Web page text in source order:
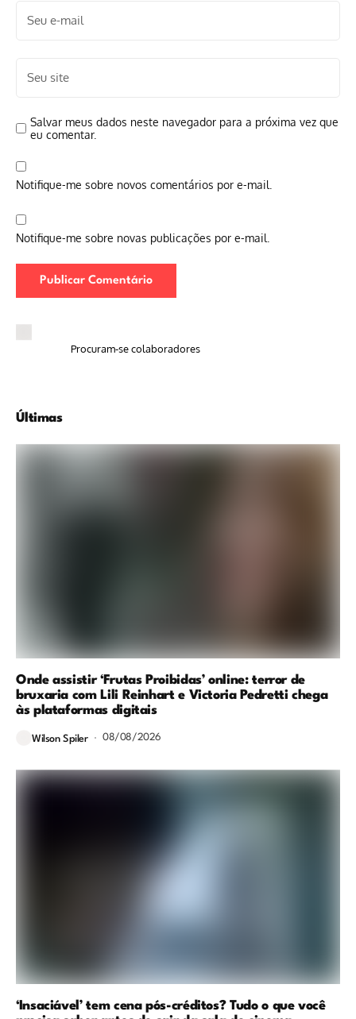
Salvar meus dados neste navegador para a próxima vez que
eu comentar.
Notifique-me sobre novos comentários por e-mail.
Notifique-me sobre novas publicações por e-mail.
Procuram-se colaboradores
Últimas
Onde assistir ‘Frutas Proibidas’ online: terror de
bruxaria com Lili Reinhart e Victoria Pedretti chega
às plataformas digitais
Wilson Spiler 08/08/2026
‘Insaciável’ tem cena pós-créditos? Tudo o que você